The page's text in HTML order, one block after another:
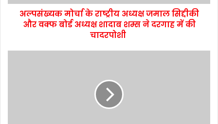
अल्पसंख्यक मोर्चा के राष्ट्रीय अध्यक्ष जमाल सिद्दीकी
और वक्फ बोर्ड अध्यक्ष शादाब शम्स ने दरगाह में की
चादरपोशी